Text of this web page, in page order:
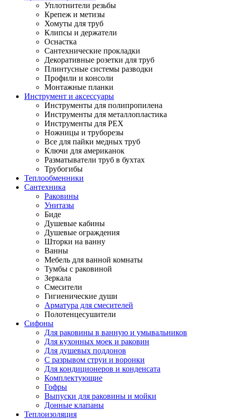
Уплотнители резьбы
Крепеж и метизы
Хомуты для труб
Клипсы и держатели
Оснастка
Сантехнические прокладки
Декоративные розетки для труб
Плинтусные системы разводки
Профили и консоли
Монтажные планки
Инструмент и аксессуары
Инструменты для полипропилена
Инструменты для металлопластика
Инструменты для PEX
Ножницы и труборезы
Все для пайки медных труб
Ключи для американок
Разматыватели труб в бухтах
Трубогибы
Теплообменники
Сантехника
Раковины
Унитазы
Биде
Душевые кабины
Душевые ограждения
Шторки на ванну
Ванны
Мебель для ванной комнаты
Тумбы с раковиной
Зеркала
Смесители
Гигиенические души
Арматура для смесителей
Полотенцесушители
Сифоны
Для раковины в ванную и умывальников
Для кухонных моек и раковин
Для душевых поддонов
С разрывом струи и воронки
Для кондиционеров и конденсата
Комплектующие
Гофры
Выпуски для раковины и мойки
Донные клапаны
Теплоизоляция